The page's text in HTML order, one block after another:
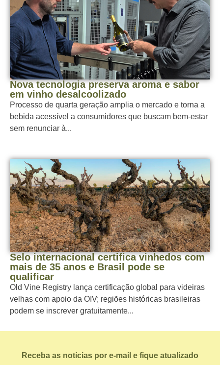
Nova tecnologia preserva aroma e sabor
em vinho desalcoolizado
Processo de quarta geração amplia o mercado e torna a
bebida acessível a consumidores que buscam bem-estar
sem renunciar à...
Selo internacional certifica vinhedos com
mais de 35 anos e Brasil pode se
qualificar
Old Vine Registry lança certificação global para videiras
velhas com apoio da OIV; regiões históricas brasileiras
podem se inscrever gratuitamente...
Receba as notícias por e-mail e fique atualizado